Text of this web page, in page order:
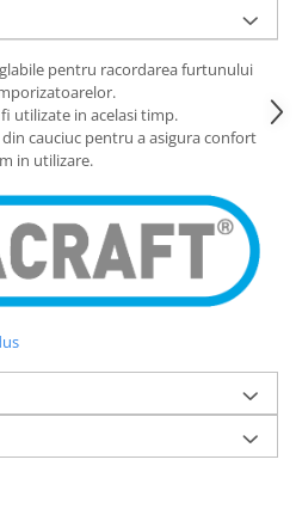
pentru racordarea furtunului
utilizate in acelasi timp.
cauciuc pentru a asigura confort
in utilizare.